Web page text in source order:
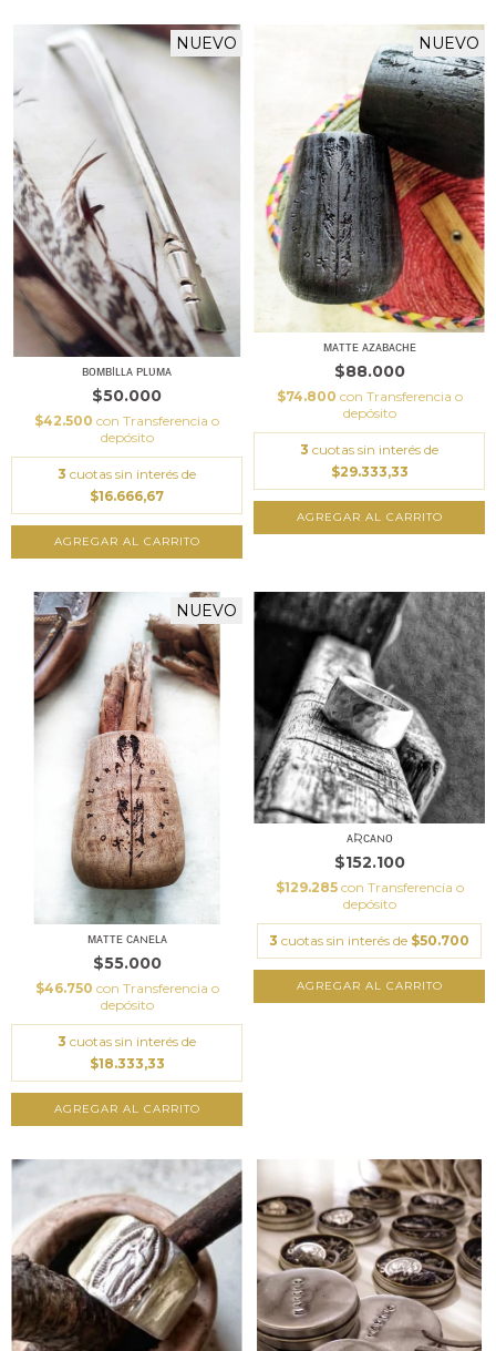
NUEVO
ʙᴏᴍʙIʟʟᴀ ᴘʟᴜᴍᴀ
$50.000
$42.500 con Transferencia o
depósito
3 cuotas sin interés de
$16.666,67
NUEVO
ᴍᴀᴛᴛᴇ ᴀᴢᴀʙᴀᴄʜᴇ
$88.000
$74.800 con Transferencia o
depósito
3 cuotas sin interés de
$29.333,33
NUEVO
ᴍᴀᴛᴛᴇ ᴄᴀɴᴇʟᴀ
$55.000
$46.750 con Transferencia o
depósito
3 cuotas sin interés de
$18.333,33
ᴀƦᴄᴀɴᴏ
$152.100
$129.285 con Transferencia o
depósito
3 cuotas sin interés de $50.700
AGREGAR AL CARRITO